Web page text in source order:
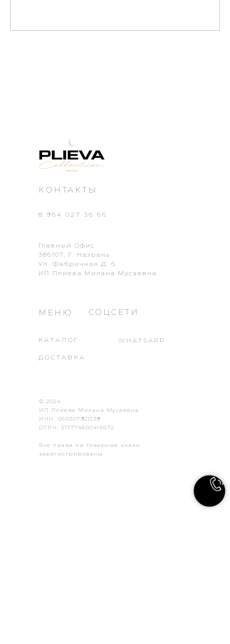
ДОСТАВКА
КАТАЛОГ
МЕНЮ
WHATSAPP
© 2024
ИП Плиева Милана Мусаевна
ИНН: 060307921539
ОГРН: 317774600416672
Все права на товарные знаки
зарегистрированы.
СОЦСЕТИ
Главный Офис
386107, Г. Назрань
Ул. Фабричная Д. 6
ИП Плиева Милана Мусаевна
8 964 027 36 66
КОНТАКТЫ